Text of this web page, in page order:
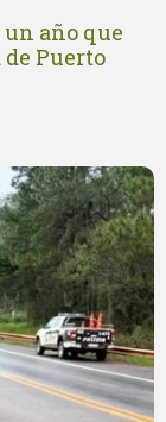
año que
Puerto